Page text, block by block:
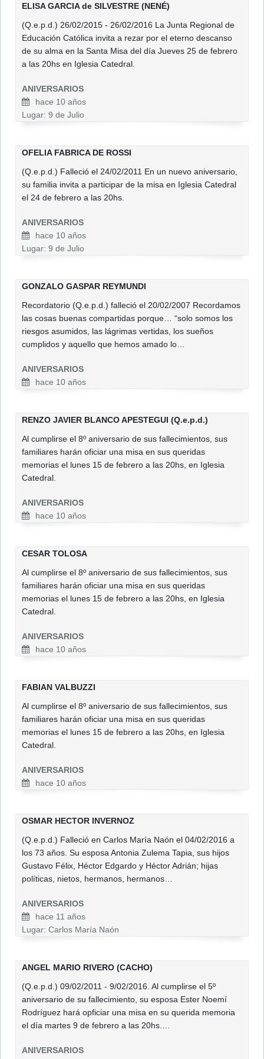
ELISA GARCIA de SILVESTRE (NENÉ)
(Q.e.p.d.) 26/02/2015 - 26/02/2016 La Junta Regional de
Educación Católica invita a rezar por el eterno descanso
de su alma en la Santa Misa del día Jueves 25 de febrero
a las 20hs en Iglesia Catedral.
ANIVERSARIOS
hace 10 años
Lugar: 9 de Julio
OFELIA FABRICA DE ROSSI
(Q.e.p.d.) Falleció el 24/02/2011 En un nuevo aniversario,
su familia invita a participar de la misa en Iglesia Catedral
el 24 de febrero a las 20hs.
ANIVERSARIOS
hace 10 años
Lugar: 9 de Julio
GONZALO GASPAR REYMUNDI
Recordatorio (Q.e.p.d.) falleció el 20/02/2007 Recordamos
las cosas buenas compartidas porque… “solo somos los
riesgos asumidos, las lágrimas vertidas, los sueños
cumplidos y aquello que hemos amado lo…
ANIVERSARIOS
hace 10 años
RENZO JAVIER BLANCO APESTEGUI (Q.e.p.d.)
Al cumplirse el 8º aniversario de sus fallecimientos, sus
familiares harán oficiar una misa en sus queridas
memorias el lunes 15 de febrero a las 20hs, en Iglesia
Catedral.
ANIVERSARIOS
hace 10 años
CESAR TOLOSA
Al cumplirse el 8º aniversario de sus fallecimientos, sus
familiares harán oficiar una misa en sus queridas
memorias el lunes 15 de febrero a las 20hs, en Iglesia
Catedral.
ANIVERSARIOS
hace 10 años
FABIAN VALBUZZI
Al cumplirse el 8º aniversario de sus fallecimientos, sus
familiares harán oficiar una misa en sus queridas
memorias el lunes 15 de febrero a las 20hs, en Iglesia
Catedral.
ANIVERSARIOS
hace 10 años
OSMAR HECTOR INVERNOZ
(Q.e.p.d.) Falleció en Carlos María Naón el 04/02/2016 a
los 73 años. Su esposa Antonia Zulema Tapia, sus hijos
Gustavo Félix, Héctor Edgardo y Héctor Adrián; hijas
políticas, nietos, hermanos, hermanos…
ANIVERSARIOS
hace 11 años
Lugar: Carlos María Naón
ANGEL MARIO RIVERO (CACHO)
(Q.e.p.d.) 09/02/2011 - 9/02/2016. Al cumplirse el 5º
aniversario de su fallecimiento, su esposa Ester Noemí
Rodríguez hará opficiar una misa en su querida memoria
el día martes 9 de febrero a las 20hs.…
ANIVERSARIOS